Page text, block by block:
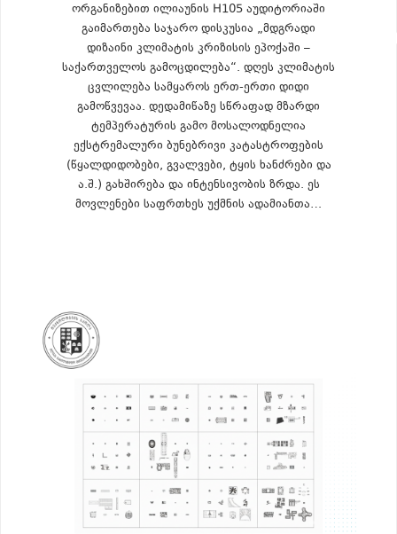
ორგანიზებით ილიაუნის H105 აუდიტორიაში
გაიმართება საჯარო დისკუსია „მდგრადი
დიზაინი კლიმატის კრიზისის ეპოქაში –
საქართველოს გამოცდილება“. დღეს კლიმატის
ცვლილება სამყაროს ერთ-ერთი დიდი
გამოწვევაა. დედამიწაზე სწრაფად მზარდი
ტემპერატურის გამო მოსალოდნელია
ექსტრემალური ბუნებრივი კატასტროფების
(წყალდიდობები, გვალვები, ტყის ხანძრები და
ა.შ.) გახშირება და ინტენსივობის ზრდა. ეს
მოვლენები საფრთხეს უქმნის ადამიანთა…